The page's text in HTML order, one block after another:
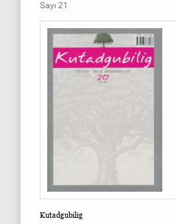
Sayı 21
Kutadgubilig